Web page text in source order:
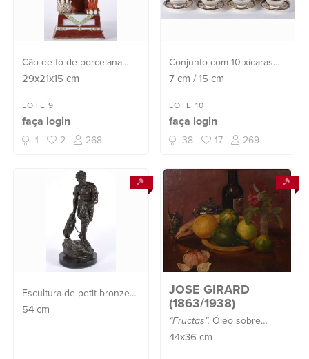
Cão de fó de porcelana
chinesa na cor "Rouge de
policromia e realces
dourados, sobre base
retangular em tons de
vinho. Considerado o "gu...
29x21x15 cm
LOTE 9
faça login
1 2 268
Conjunto com 10 xícaras
para chá com pires de
na cor azul cobalto com
flores em policromia.
7cm /15 cm
LOTE 10
faça login
38 17 269
Escultura de petit bronze
representando figura
54 cm
JOSE GIRARD
(1863/1938)
“Fructas”. Óleo sobre
madeira - datado Pará,
44x36 cm